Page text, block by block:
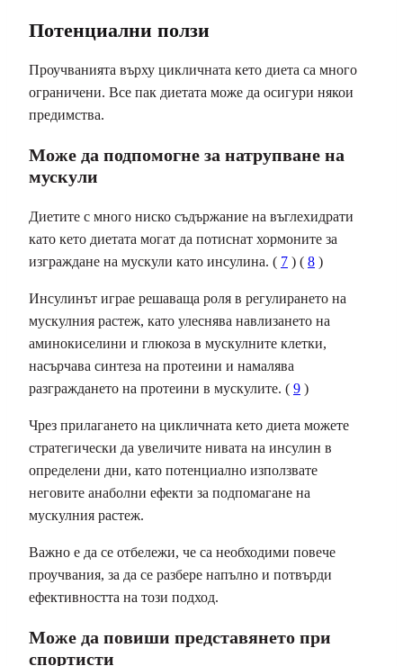
Потенциални ползи
Проучванията върху цикличната кето диета са много
ограничени. Все пак диетата може да осигури някои
предимства.
Може да подпомогне за натрупване на
мускули
Диетите с много ниско съдържание на въглехидрати
като кето диетата могат да потиснат хормоните за
изграждане на мускули като инсулина. ( 7 ) ( 8 )
Инсулинът играе решаваща роля в регулирането на
мускулния растеж, като улеснява навлизането на
аминокиселини и глюкоза в мускулните клетки,
насърчава синтеза на протеини и намалява
разграждането на протеини в мускулите. ( 9 )
Чрез прилагането на цикличната кето диета можете
стратегически да увеличите нивата на инсулин в
определени дни, като потенциално използвате
неговите анаболни ефекти за подпомагане на
мускулния растеж.
Важно е да се отбележи, че са необходими повече
проучвания, за да се разбере напълно и потвърди
ефективността на този подход.
Може да повиши представянето при
спортисти